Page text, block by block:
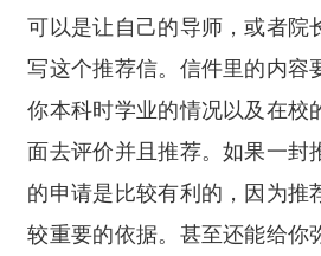
可以是让自己的导师，或者院
写这个推荐信。信件里的内容
你本科时学业的情况以及在校
面去评价并且推荐。如果一封
的申请是比较有利的，因为推
较重要的依据。甚至还能给你